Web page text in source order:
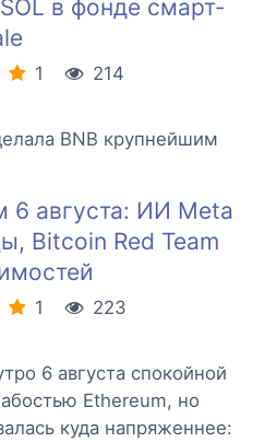
в фонде смарт-
1
214
BNB крупнейшим
6 августа: ИИ Meta
Bitcoin Red Team
1
223
6 августа спокойной
Ethereum, но
куда напряженнее: